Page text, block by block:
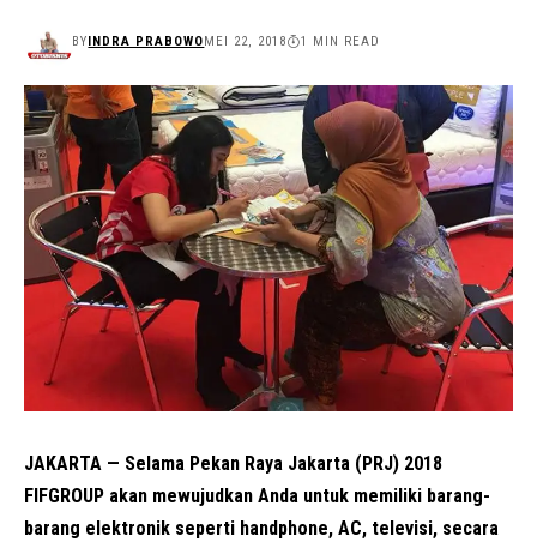
BYINDRA PRABOWOMEI 22, 2018 1 MIN READ
JAKARTA — Selama Pekan Raya Jakarta (PRJ) 2018
FIFGROUP akan mewujudkan Anda untuk memiliki barang-
barang elektronik seperti handphone, AC, televisi, secara